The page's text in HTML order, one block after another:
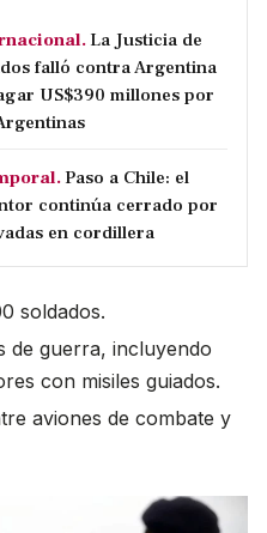
La Justicia de
falló contra Argentina
US$390 millones por
Paso a Chile: el
continúa cerrado por
en cordillera
soldados.
de guerra, incluyendo
con misiles guiados.
aviones de combate y